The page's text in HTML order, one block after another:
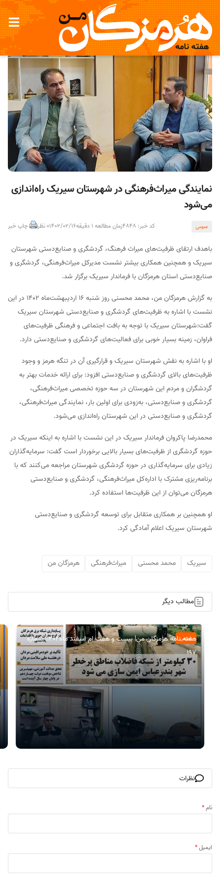
نمایندگی میراث‌فرهنگی در شهرستان سیریک راه‌اندازی
می‌شود
عمومی کد خبر: 4848 زمان مطالعه 1 دقیقه 1402/02/160 نظر چاپ خبر
باهدف ارتقای ظرفیت‌های میراث فرهنگ، گردشگری و صنایع‌دستی شهرستان
سیریک و همچنین همکاری بیشتر نشست مدیرکل میراث‌فرهنگی، گردشگری و
صنایع‌دستی استان هرمزگان با فرماندار سیریک برگزار شد.
به گزارش هرمزگان من، محمد محسنی روز شنبه 16 اردیبهشت‌ماه 1402 در این
نشست با اشاره به ظرفیت‌های گردشگری و صنایع‌دستی شهرستان سیریک
گفت:شهرستان سیریک با توجه به بافت اجتماعی و فرهنگی ظرفیت‌های
فراوان، زمینه بسیار خوبی برای فعالیت‌های گردشگری و صنایع‌دستی دارد.
او با اشاره به نقش شهرستان سیریک و قرارگیری آن در تنگه هرمز و وجود
ظرفیت‌های بالای گردشگری و صنایع‌دستی افزود: برای ارائه خدمات بهتر به
گردشگران و مردم این شهرستان در سه حوزه تخصصی میراث‌فرهنگی،
گردشگری و صنایع‌دستی، به‌زودی برای اولین بار، نمایندگی میراث‌فرهنگی،
گردشگری و صنایع‌دستی در این شهرستان راه‌اندازی می‌شود.
محمدرضا پاکروان فرماندار سیریک در این نشست با اشاره به اینکه سیریک در
حوزه گردشگری از ظرفیت‌های بسیار بالایی برخوردار است گفت: سرمایه‌گذاران
زیادی برای سرمایه‌گذاری در حوزه گردشگری شهرستان مراجعه می‌کنند که با
برنامه‌ریزی مشترک با اداره‌کل میراث‌فرهنگی، گردشگری و صنایع‌دستی
هرمزگان می‌توان از این ظرفیت‌ها استفاده کرد.
او همچنین بر همکاری متقابل برای توسعه گردشگری و صنایع‌دستی
شهرستان سیریک اعلام آمادگی کرد.
سیریک محمد محسنی میراث‌فرهنگی هرمزگان من
مطالب دیگر
عمومی
هفته نامه هرمزگان من| بیست و هفت ام اسفند ماه۱۴۰۴| شماره
197
نظرات
نام*
ایمیل*